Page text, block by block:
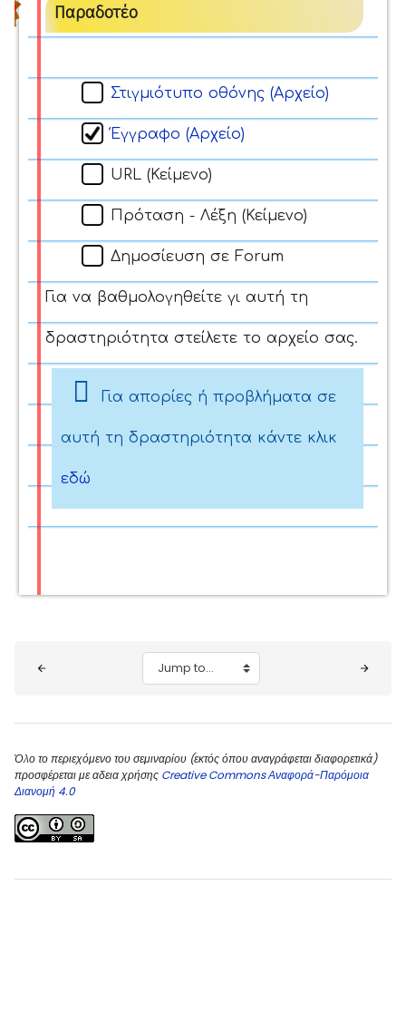
Παραδοτέο
Στιγμιότυπο οθόνης (Αρχείο)
Έγγραφο (Αρχείο)
URL (Κείμενο)
Πρόταση - Λέξη (Κείμενο)
Δημοσίευση σε Forum
Για να βαθμολογηθείτε γι αυτή τη
δραστηριότητα στείλετε το αρχείο σας.
Για απορίες ή προβλήματα σε
αυτή τη δραστηριότητα κάντε κλικ
εδώ
Jump to...
Όλο το περιεχόμενο του σεμιναρίου (εκτός όπου αναγράφεται διαφορετικά)
προσφέρεται με αδεια χρήσης Creative Commons Αναφορά-Παρόμοια
Διανομή 4.0